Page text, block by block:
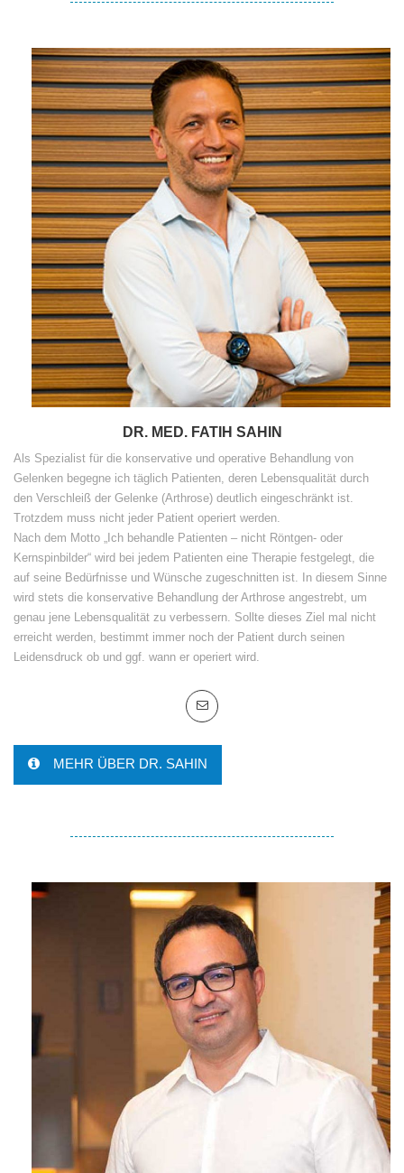
DR. MED. FATIH SAHIN
Als Spezialist für die konservative und operative Behandlung von
Gelenken begegne ich täglich Patienten, deren Lebensqualität durch
den Verschleiß der Gelenke (Arthrose) deutlich eingeschränkt ist.
Trotzdem muss nicht jeder Patient operiert werden.
Nach dem Motto „Ich behandle Patienten – nicht Röntgen- oder
Kernspinbilder“ wird bei jedem Patienten eine Therapie festgelegt, die
auf seine Bedürfnisse und Wünsche zugeschnitten ist. In diesem Sinne
wird stets die konservative Behandlung der Arthrose angestrebt, um
genau jene Lebensqualität zu verbessern. Sollte dieses Ziel mal nicht
erreicht werden, bestimmt immer noch der Patient durch seinen
Leidensdruck ob und ggf. wann er operiert wird.
MEHR ÜBER DR. SAHIN